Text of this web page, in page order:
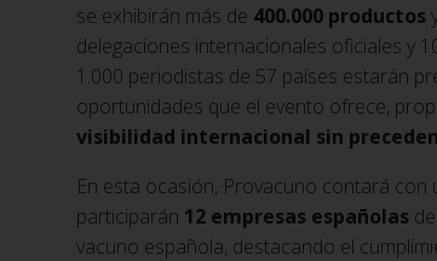
se exhibirán más de 400.000 productos
delegaciones internacionales oficiales y
1.000 periodistas de 57 países estarán
oportunidades que el evento ofrece,
visibilidad internacional sin
En esta ocasión, Provacuno contará con
participarán 12 empresas españolas
vacuno española, destacando el